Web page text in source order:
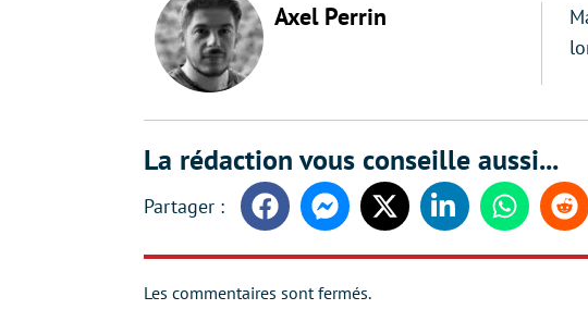
Axel Perrin
La rédaction vous conseille aussi...
FacebookMessengerTwitter LinkedinWhatsapp
Les commentaires sont fermés.